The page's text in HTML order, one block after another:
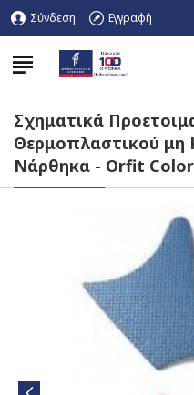
Σύνδεση Εγγραφή
Σχηματικά
Θερμοπλαστικού μη
Νάρθηκα - Orfit